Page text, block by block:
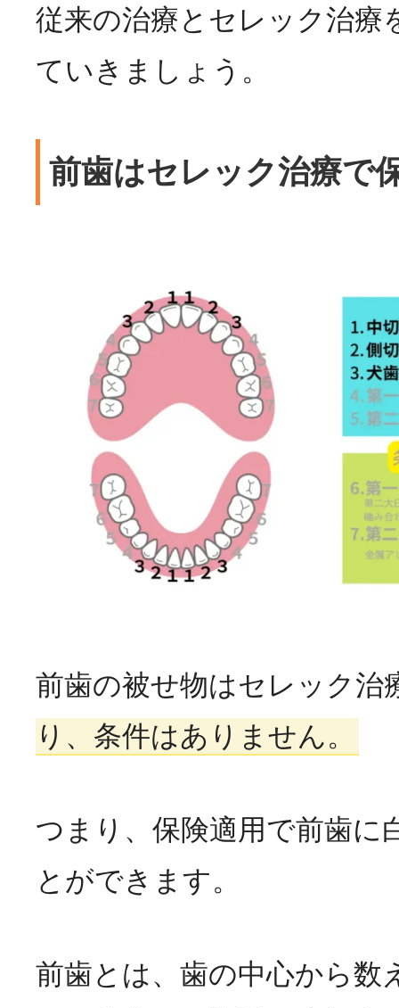
従来の治療とセレック治療
ていきましょう。
前歯はセレック治療で
前歯の被せ物はセレック治
り、条件はありません。
つまり、保険適用で前歯に
とができます。
前歯とは、歯の中心から数